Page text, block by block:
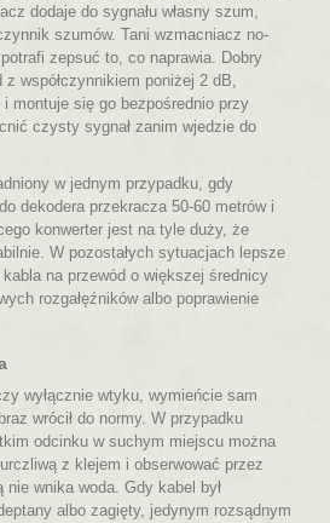
dodaje do sygnału własny szum,
szumów. Tani wzmacniacz no-
zepsuć to, co naprawia. Dobry
z współczynnikiem poniżej 2 dB,
montuje się go bezpośrednio przy
czysty sygnał zanim wjedzie do
w jednym przypadku, gdy
dekodera przekracza 50-60 metrów i
konwerter jest na tyle duży, że
W pozostałych sytuacjach lepsze
na przewód o większej średnicy
rozgałęźników albo poprawienie
wyłącznie wtyku, wymieńcie sam
wrócił do normy. W przypadku
odcinku w suchym miejscu można
z klejem i obserwować przez
wnika woda. Gdy kabel był
albo zagięty, jedynym rozsądnym